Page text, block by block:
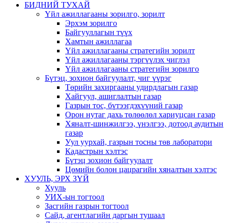
БИДНИЙ ТУХАЙ
Үйл ажиллагааны зорилго, зорилт
Эрхэм зорилго
Байгууллагын түүх
Хамтын ажиллагаа
Үйл ажиллагааны стратегийн зорилт
Үйл ажиллагааны тэргүүлэх чиглэл
Үйл ажиллагааны стратегийн зорилго
Бүтэц, зохион байгуулалт, чиг үүрэг
Төрийн захиргааны удирдлагын газар
Хайгуул, ашиглалтын газар
Газрын тос, бүтээгдэхүүний газар
Орон нутаг дахь төлөөлөл хариуцсан газар
Хяналт-шинжилгээ, үнэлгээ, дотоод аудитын
газар
Уул уурхай, газрын тосны төв лаборатори
Кадастрын хэлтэс
Бүтэц зохион байгуулалт
Цөмийн болон цацрагийн хяналтын хэлтэс
ХУУЛЬ, ЭРХ ЗҮЙ
Хууль
УИХ-ын тогтоол
Засгийн газрын тогтоол
Сайд, агентлагийн даргын тушаал